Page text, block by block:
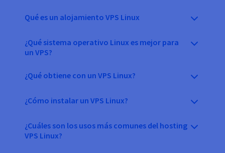
Qué es un alojamiento VPS Linux
¿Qué sistema operativo Linux es mejor para
un VPS?
¿Qué obtiene con un VPS Linux?
¿Cómo instalar un VPS Linux?
¿Cuáles son los usos más comunes del hosting
VPS Linux?